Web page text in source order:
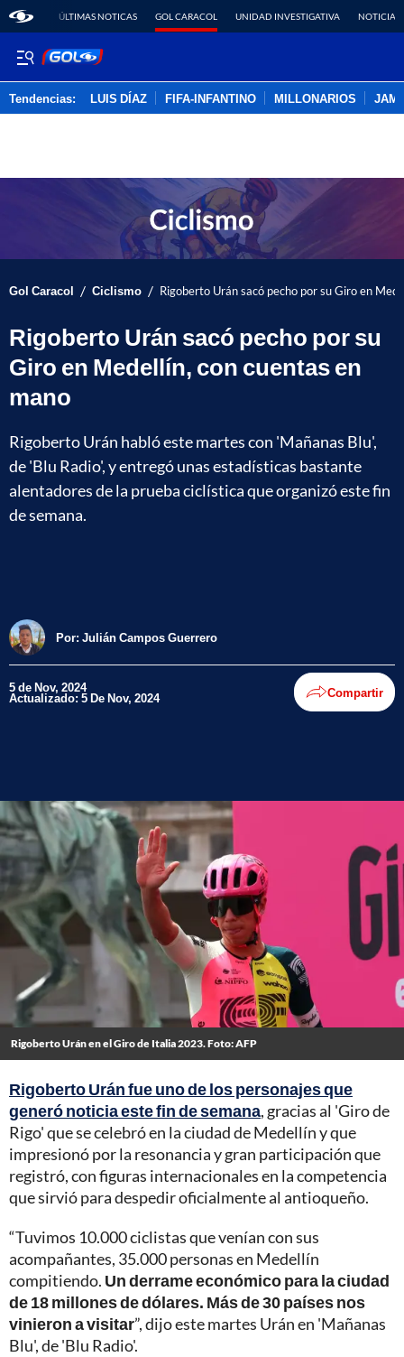
ÚLTIMAS NOTICAS GOL CARACOL UNIDAD INVESTIGATIVA NOTICIAS
Tendencias: LUIS DÍAZ FIFA-INFANTINO MILLONARIOS
Gol Caracol / Ciclismo / Rigoberto Urán sacó pecho por su Giro en
Rigoberto Urán sacó pecho por su
Giro en Medellín, con cuentas en
mano
Rigoberto Urán habló este martes con 'Mañanas Blu',
de 'Blu Radio', y entregó unas estadísticas bastante
alentadores de la prueba ciclística que organizó este fin
de semana.
Por: Julián Campos Guerrero
5 de Nov, 2024
Actualizado: 5 De Nov, 2024 Compartir
Rigoberto Urán en el Giro de Italia 2023. Foto: AFP
Rigoberto Urán fue uno de los personajes que
generó noticia este fin de semana, gracias al 'Giro de
Rigo' que se celebró en la ciudad de Medellín y que
impresionó por la resonancia y gran participación que
registró, con figuras internacionales en la competencia
que sirvió para despedir oficialmente al antioqueño.
“Tuvimos 10.000 ciclistas que venían con sus
acompañantes, 35.000 personas en Medellín
compitiendo. Un derrame económico para la ciudad
de 18 millones de dólares. Más de 30 países nos
vinieron a visitar”, dijo este martes Urán en 'Mañanas
Blu', de 'Blu Radio'.